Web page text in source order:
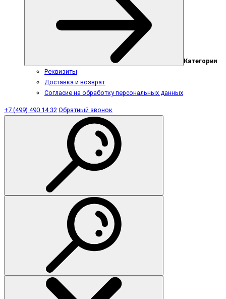
Категории
Реквизиты
Доставка и возврат
Согласие на обработку персональных данных
+7 (499) 490 14 32 Обратный звонок